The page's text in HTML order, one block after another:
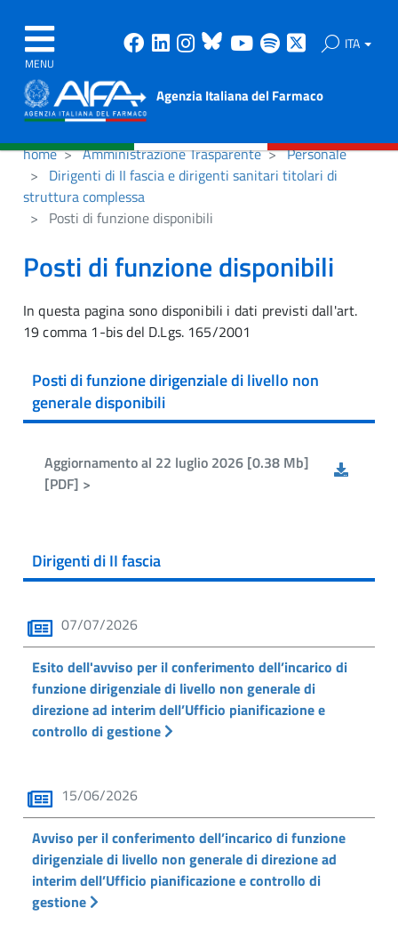
MENU
Facebook
Linkedin
Instagram
Bluesky
Youtube
Spotify ITA
Agenzia Italiana del Farmaco
home Amministrazione Trasparente
Personale
Dirigenti di II fascia e dirigenti sanitari titolari di
struttura complessa
Posti di funzione disponibili
Posti di funzione disponibili
In questa pagina sono disponibili i dati previsti dall'art.
19 comma 1-bis del D.Lgs. 165/2001
Posti di funzione dirigenziale di livello non
generale disponibili
Aggiornamento al 22 luglio 2026 [0.38 Mb]
[PDF] >
Dirigenti di II fascia
07/07/2026
Esito dell'avviso per il conferimento dell’incarico di
funzione dirigenziale di livello non generale di
direzione ad interim dell’Ufficio pianificazione e
controllo di gestione
15/06/2026
Avviso per il conferimento dell’incarico di funzione
dirigenziale di livello non generale di direzione ad
interim dell’Ufficio pianificazione e controllo di
gestione